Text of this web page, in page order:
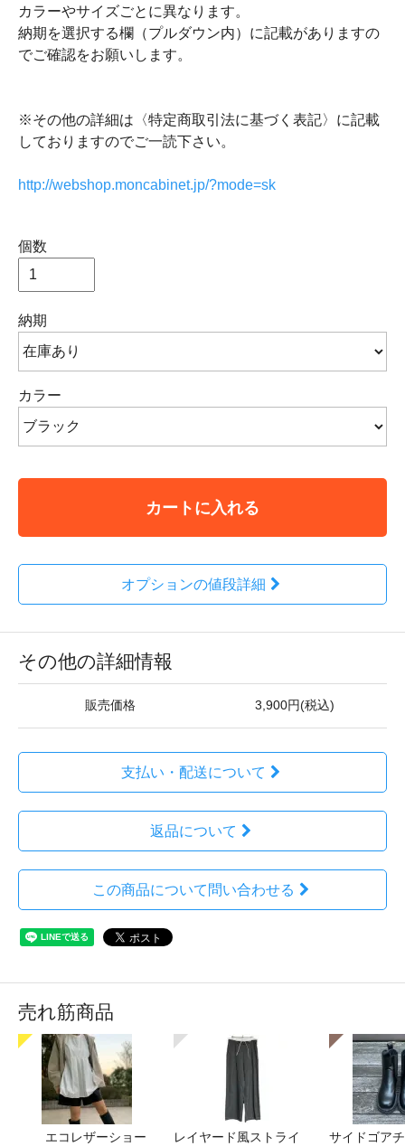
カラーやサイズごとに異なります。
納期を選択する欄（プルダウン内）に記載がありますの
でご確認をお願いします。
※その他の詳細は〈特定商取引法に基づく表記〉に記載
しておりますのでご一読下さい。
http://webshop.moncabinet.jp/?mode=sk
個数
納期
カラー
カートに入れる
オプションの値段詳細
その他の詳細情報
販売価格 3,900円(税込)
支払い・配送について
返品について
この商品について問い合わせる
売れ筋商品
エコレザーショー
レイヤード風ストライ
サイドゴア